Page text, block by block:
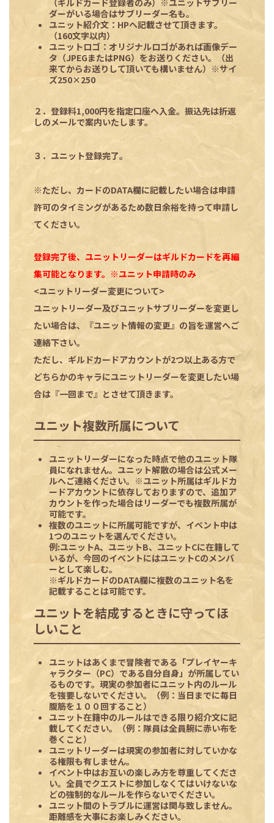
（ギルドカード登録者のみ）※ユニットサブリー
ダーがいる場合はサブリーダー名も。
ユニット紹介文 ：HPへ記載させて頂きます。
（160文字以内）
ユニットロゴ ：オリジナルロゴがあれば画像デー
タ（JPEGまたはPNG）をお送りください。（出
来てからお送りして頂いても構いません）※サイ
ズ250×250
２．登録料1,000円を指定口座へ入金。振込先は折返
しのメールで案内いたします。
３．ユニット登録完了。
※ただし、カードのDATA欄に記載したい場合は申請
許可のタイミングがあるため数日余裕を持って申請し
てください。
登録完了後、ユニットリーダーはギルドカードを再編
集可能となります。※ユニット申請時のみ
<ユニットリーダー変更について>
ユニットリーダー及びユニットサブリーダーを変更し
たい場合は、『ユニット情報の変更』の旨を運営へご
連絡下さい。
ただし、ギルドカードアカウントが2つ以上ある方で
どちらかのキャラにユニットリーダーを変更したい場
合は『一回まで』とさせて頂きます。
ユニット複数所属について
ユニットリーダーになった時点で他のユニット隊
員になれません。ユニット解散の場合は公式メー
ルへご連絡ください。※ユニット所属はギルドカ
ードアカウントに依存しておりますので、追加ア
カウントを作った場合はリーダーでも複数所属が
可能です。
複数のユニットに所属可能ですが、イベント中は
1つのユニットを選んでください。
例:ユニットA、ユニットB、ユニットCに在籍して
いるが、今回のイベントにはユニットCのメンバ
ーとして楽しむ。
※ギルドカードのDATA欄に複数のユニット名を
記載することは可能です。
ユニットを結成するときに守ってほ
しいこと
ユニットはあくまで冒険者である「プレイヤーキ
ャラクター（PC）である自分自身」が所属してい
るものです。現実の参加者にユニット内のルール
を強要しないでください。（例：当日までに毎日
腹筋を１００回すること）
ユニット在籍中のルールはできる限り紹介文に記
載してください。（例：隊員は全員腕に赤い布を
巻くこと）
ユニットリーダーは現実の参加者に対していかな
る権限も有しません。
イベント中はお互いの楽しみ方を尊重してくださ
い。全員でクエストに参加しなくてはいけないな
どの強制的なルールを作らないでください。
ユニット間のトラブルに運営は関与致しません。
距離感を大事にお楽しみください。